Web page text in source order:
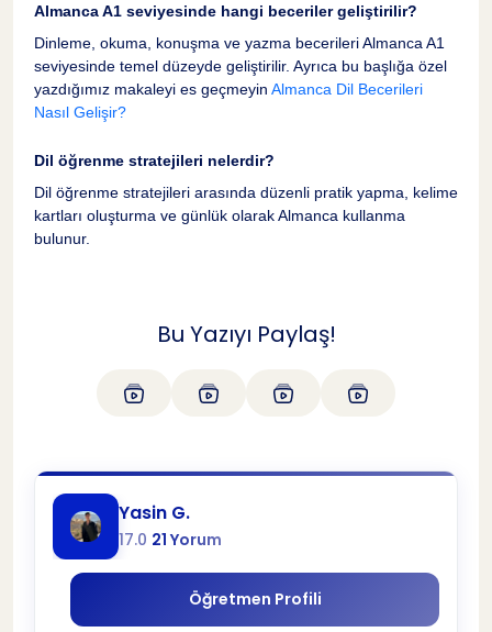
42 Sıkça Sorulan Sorular
43 Almanca A1 nedir?
45
Günlük hayatta hangi Almanca kelimeleri
kullanabilirim?
Dil öğrenme stratejileri nelerdir?
Tahmini 19 dakikalık okuma
Almanca A1 seviyesinde hangi beceriler geliştirilir?
Dinleme, okuma, konuşma ve yazma becerileri Almanca A1
seviyesinde temel düzeyde geliştirilir. Ayrıca bu başlığa özel
yazdığımız makaleyi es geçmeyin Almanca Dil Becerileri
Nasıl Gelişir?
Dil öğrenme stratejileri nelerdir?
Dil öğrenme stratejileri arasında düzenli pratik yapma, kelime
kartları oluşturma ve günlük olarak Almanca kullanma
bulunur.
Bu Yazıyı Paylaş!
Yasin G.
17.0 21 Yorum
Öğretmen Profili